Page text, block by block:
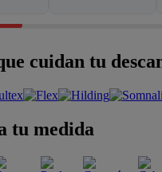
cuidan tu
tu medida